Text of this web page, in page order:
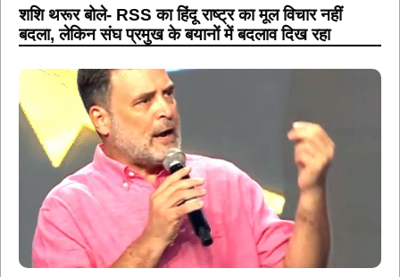
शशि थरूर बोले- RSS का हिंदू राष्ट्र का मूल विचार नहीं
बदला, लेकिन संघ प्रमुख के बयानों में बदलाव दिख रहा